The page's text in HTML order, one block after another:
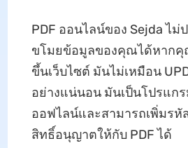
PDF ออนไลน์ของ Sejda ไ
ขโมยข้อมูลของคุณได้หากคุ
ขึ้นเว็บไซต์ มันไม่เหมือน
อย่างแน่นอน มันเป็นโปรแก
ออฟไลน์และสามารถเพิ่มรหั
สิทธิ์อนุญาตให้กับ PDF ได้